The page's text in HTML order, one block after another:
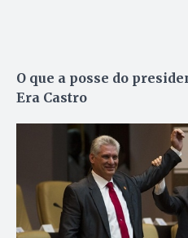
O que a posse do
Era Castro